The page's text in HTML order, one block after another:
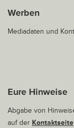
Werben
Mediadaten und
Eure Hinweise
Abgabe von
auf der Kontaktseite